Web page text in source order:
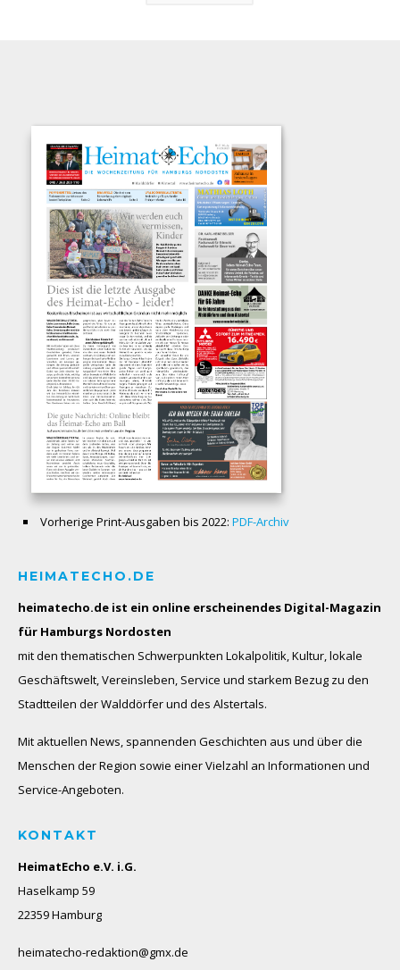
Vorherige Print-Ausgaben bis 2022: PDF-Archiv
HEIMATECHO.DE
heimatecho.de ist ein online erscheinendes Digital-Magazin
für Hamburgs Nordosten
mit den thematischen Schwerpunkten Lokalpolitik, Kultur, lokale
Geschäftswelt, Vereinsleben, Service und starkem Bezug zu den
Stadtteilen der Walddörfer und des Alstertals.
Mit aktuellen News, spannenden Geschichten aus und über die
Menschen der Region sowie einer Vielzahl an Informationen und
Service-Angeboten.
KONTAKT
HeimatEcho e.V. i.G.
Haselkamp 59
22359 Hamburg
heimatecho-redaktion@gmx.de